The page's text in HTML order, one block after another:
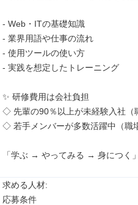
- Web・ITの基礎知識
- 業界用語や仕事の流れ
- 使用ツールの使い方
- 実践を想定したトレーニング
✨ 研修費用は会社負担
◇ 先輩の90％以上が未経験入社（
◇ 若手メンバーが多数活躍中（職
「学ぶ → やってみる → 身につく
求める人材:
応募条件